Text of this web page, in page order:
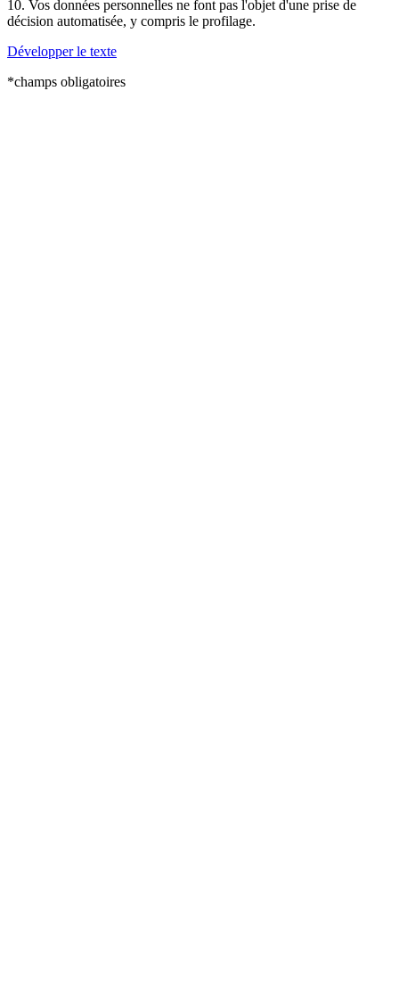
10. Vos données personnelles ne font pas l'objet d'une prise de
décision automatisée, y compris le profilage.
Développer le texte
*champs obligatoires